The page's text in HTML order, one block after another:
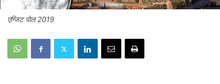
एग्जिट पोल 2019